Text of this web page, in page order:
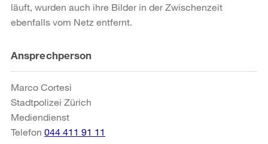
läuft, wurden auch ihre Bilder in der Zwischenzeit
ebenfalls vom Netz entfernt.
Weitere
Informationen
Ansprechperson
Marco Cortesi
Stadtpolizei Zürich
Mediendienst
Telefon 044 411 91 11